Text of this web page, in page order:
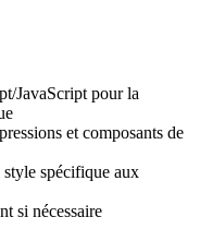
JavaScript pour la
et composants de
spécifique aux
si nécessaire